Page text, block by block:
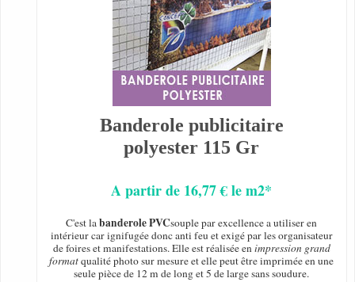
Banderole publicitaire
polyester 115 Gr
A partir de 16,77 € le m2*
C'est labanderole PVCsouple par excellence a utiliser en
intérieur car ignifugée donc anti feu et exigé par les organisateur
de foires et manifestations. Elle est réalisée enimpression grand
formatqualité photo sur mesure et elle peut être imprimée en une
seule pièce de 12 m de long et 5 de large sans soudure.